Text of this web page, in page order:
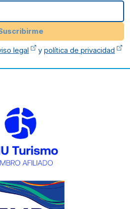
legal ypolítica de privacidad